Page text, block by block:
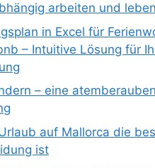
arbeiten und leben
in Excel für
– Intuitive Lösung für
– eine
auf Mallorca die
ist